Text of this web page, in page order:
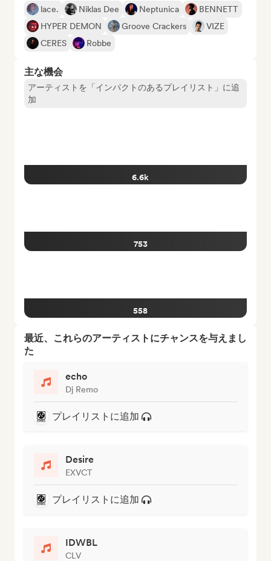
lace. Niklas Dee Neptunica
BENNETT
HYPER DEMON
Groove Crackers
VIZE
CERES
Robbe
主な機会
アーティストを「インパクトのあるプレイリスト」に追
加
6.6k
753
558
最近、これらのアーティストにチャンスを与えまし
た
echo
Dj Remo
プレイリストに追加
Desire
EXVCT
プレイリストに追加
IDWBL
CLV